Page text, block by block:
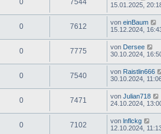
0 7544
15.01.2025,
0 7612 von einBaum
15.12.2024,
0 7775 von Dersee
30.10.2024,
0 7540 von Raistlin666
30.10.2024,
0 7471 von Julian718
24.10.2024,
0 7102 von lnflckg
12.10.2024,